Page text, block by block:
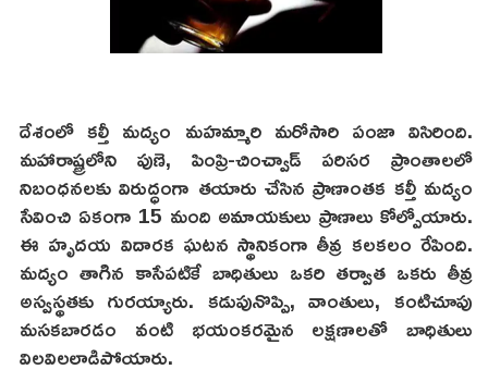
దేశంలో కల్తీ మద్యం మహమ్మారి మరోసారి పంజా విసిరింది.
మహారాష్ట్రలోని పుణె, పింప్రి-చించ్వాడ్ పరిసర ప్రాంతాలలో
నిబంధనలకు విరుద్ధంగా తయారు చేసిన ప్రాణాంతక కల్తీ మద్యం
సేవించి ఏకంగా 15 మంది అమాయకులు ప్రాణాలు కోల్పోయారు.
ఈ హృదయ విదారక ఘటన స్థానికంగా తీవ్ర కలకలం రేపింది.
మద్యం తాగిన కాసేపటికే బాధితులు ఒకరి తర్వాత ఒకరు తీవ్ర
అస్వస్థతకు గురయ్యారు. కడుపునొప్పి, వాంతులు, కంటిచూపు
మసకబారడం వంటి భయంకరమైన లక్షణాలతో బాధితులు
విలవిలలాడిపోయారు.